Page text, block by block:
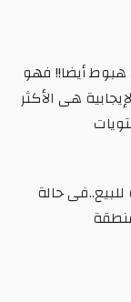
هبوط أيضا!! فهو
هى الأكثر
للبيع..فى حالة